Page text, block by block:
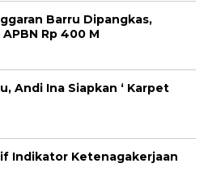
Barru Dipangkas,
Rp 400 M
Andi Ina Siapkan ‘ Karpet
Indikator Ketenagakerjaan